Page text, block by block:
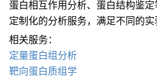
蛋白相互作用分析、蛋白结构鉴
定制化的分析服务，满足不同的实
相关服务：
定量蛋白组分析
靶向蛋白质组学